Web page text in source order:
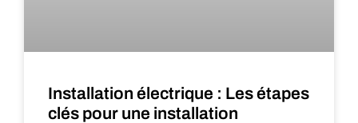
Installation électrique : Les étapes
clés pour une installation